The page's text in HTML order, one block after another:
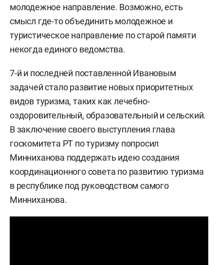
молодежное направление. Возможно, есть
смысл где-то объединить молодежное и
туристическое направление по старой памяти
некогда единого ведомства.
7-й и последней поставленной Ивановым
задачей стало развитие новых приоритетных
видов туризма, таких как лечебно-
оздоровительный, образовательный и сельский.
В заключение своего выступления глава
госкомитета РТ по туризму попросил
Минниханова поддержать идею создания
координационного совета по развитию туризма
в республике под руководством самого
Минниханова.